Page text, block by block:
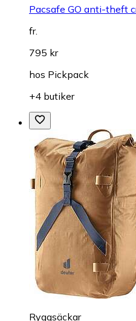
Pacsafe GO anti-theft
fr.
795 kr
hos Pickpack
+4 butiker
Ryggsäckar